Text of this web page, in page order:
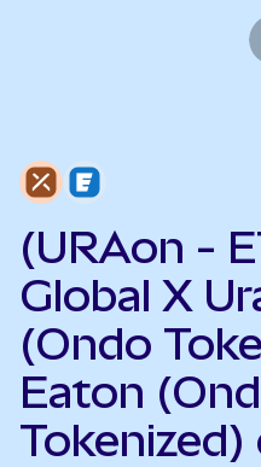
(URAon -
Global X
(Ondo
Eaton